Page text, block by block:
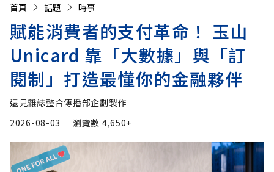
首頁 話題 時事
賦能消費者的支付革命！ 玉山
Unicard 靠「大數據」與「訂
閱制」打造最懂你的金融夥伴
遠見雜誌整合傳播部企劃製作
2026-08-03
瀏覽數 4,650+